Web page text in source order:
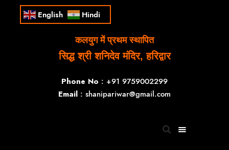
English Hindi
कलयुग में प्रथम स्थापित
सिद्ध श्री शनिदेव मंदिर, हरिद्वार
Phone No : +91 9759002299
Email : shanipariwar@gmail.com